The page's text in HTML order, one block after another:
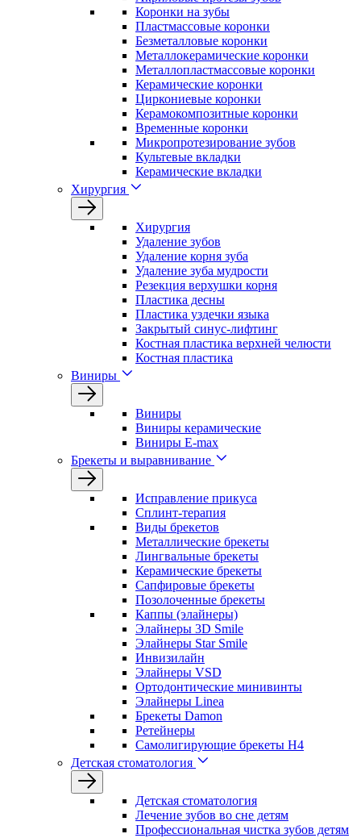
Коронки на зубы
Пластмассовые коронки
Безметалловые коронки
Металлокерамические коронки
Металлопластмассовые коронки
Керамические коронки
Циркониевые коронки
Керамокомпозитные коронки
Временные коронки
Микропротезирование зубов
Культевые вкладки
Керамические вкладки
Хирургия
Хирургия
Удаление зубов
Удаление корня зуба
Удаление зуба мудрости
Резекция верхушки корня
Пластика десны
Пластика уздечки языка
Закрытый синус-лифтинг
Костная пластика верхней челюсти
Костная пластика
Виниры
Виниры
Виниры керамические
Виниры E-max
Брекеты и выравнивание
Исправление прикуса
Сплинт-терапия
Виды брекетов
Металлические брекеты
Лингвальные брекеты
Керамические брекеты
Сапфировые брекеты
Позолоченные брекеты
Каппы (элайнеры)
Элайнеры 3D Smile
Элайнеры Star Smile
Инвизилайн
Элайнеры VSD
Ортодонтические минивинты
Элайнеры Linea
Брекеты Damon
Ретейнеры
Самолигирующие брекеты H4
Детская стоматология
Детская стоматология
Лечение зубов во сне детям
Профессиональная чистка зубов детям